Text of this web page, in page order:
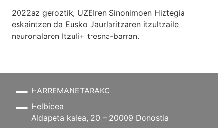
2022az geroztik, UZEIren Sinonimoen Hiztegia
eskaintzen da Eusko Jaurlaritzaren itzultzaile
neuronalaren Itzuli+ tresna-barran.
HARREMANETARAKO
Helbidea
Aldapeta kalea, 20 – 20009 Donostia